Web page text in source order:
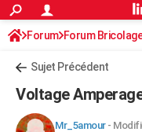
ACTUALITÉS
Politique
Société
Faits Divers
Education
Monde
Villes
+
FINANCE
Forum Forum Bricolage
Sujet Précédent
Voltage
Mr_5amour-